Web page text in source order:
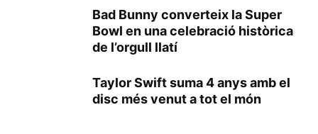
Bad Bunny converteix la Super
Bowl en una celebració històrica
de l’orgull llatí
Taylor Swift suma 4 anys amb el
disc més venut a tot el món